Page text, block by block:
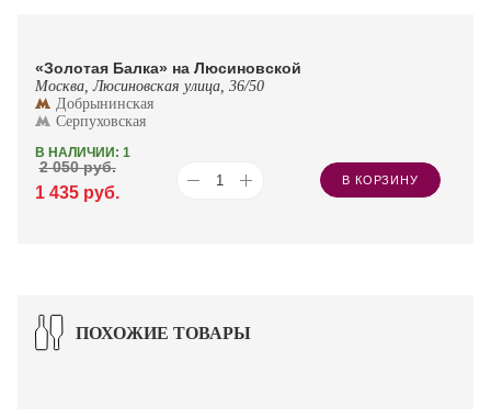
«Золотая Балка» на Люсиновской
Москва, Люсиновская улица, 36/50
Добрынинская
Серпуховская
В НАЛИЧИИ: 1
1 435 руб.
2 050руб.
В КОРЗИНУ
ПОХОЖИЕ ТОВАРЫ